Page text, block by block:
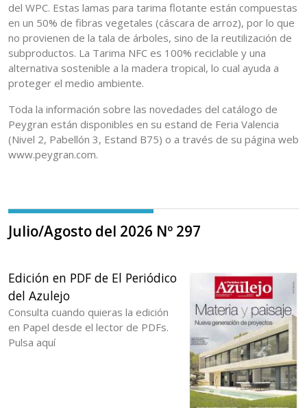
del WPC. Estas lamas para tarima flotante están compuestas
en un 50% de fibras vegetales (cáscara de arroz), por lo que
no provienen de la tala de árboles, sino de la reutilización de
subproductos. La Tarima NFC es 100% reciclable y una
alternativa sostenible a la madera tropical, lo cual ayuda a
proteger el medio ambiente.
Toda la información sobre las novedades del catálogo de
Peygran están disponibles en su estand de Feria Valencia
(Nivel 2, Pabellón 3, Estand B75) o a través de su página web
www.peygran.com.
Julio/Agosto del 2026 Nº 297
Edición en PDF de El Periódico
del Azulejo
Consulta cuando quieras la edición
en Papel desde el lector de PDFs.
Pulsa aquí